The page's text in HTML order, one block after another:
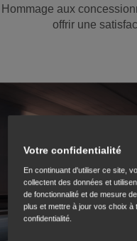
Hommage aux
offrir une
Votre confidentialité
En continuant d'utiliser ce site,
collectent des données et
de fonctionnalité et de mesure
plus et mettre à jour vos choix à
confidentialité.